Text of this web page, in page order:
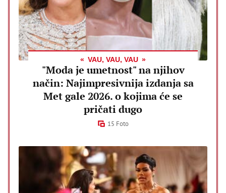
VAU, VAU, VAU
"Moda je umetnost" na njihov
način: Najimpresivnija izdanja sa
Met gale 2026. o kojima će se
pričati dugo
15 Foto